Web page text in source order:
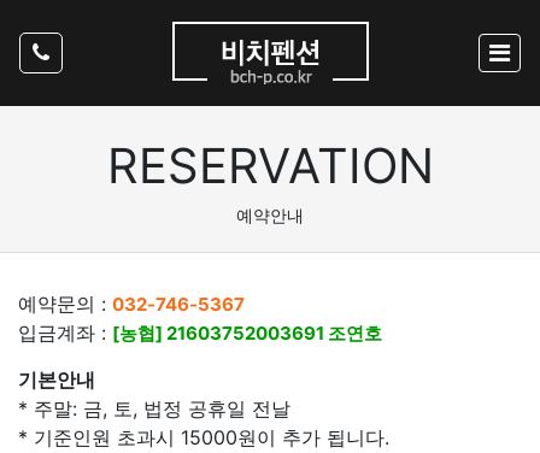
RESERVATION
예약안내
예약문의 : 032-746-5367
입금계좌 : [농협] 21603752003691 조연호
기본안내
* 주말: 금, 토, 법정 공휴일 전날
* 기준인원 초과시 15000원이 추가 됩니다.